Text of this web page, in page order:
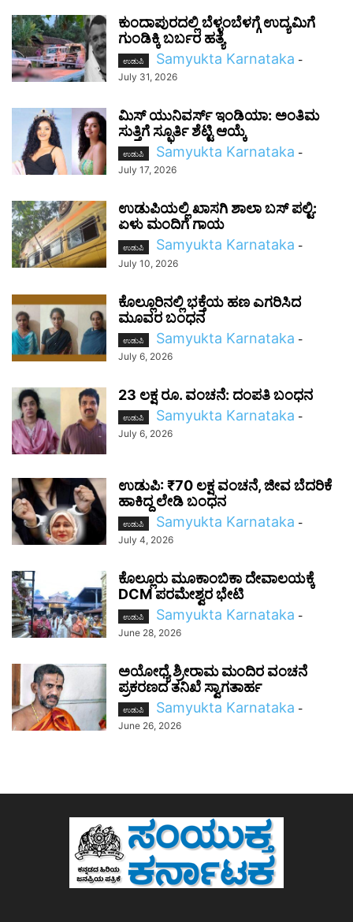
ಕುಂದಾಪುರದಲ್ಲಿ ಬೆಳ್ಳಂಬೆಳಗ್ಗೆ ಉದ್ಯಮಿಗೆ
ಗುಂಡಿಕ್ಕಿ ಬರ್ಬರ ಹತ್ಯೆ
ಉಡುಪಿ Samyukta Karnataka -
July 31, 2026
ಮಿಸ್ ಯುನಿವರ್ಸ್ ಇಂಡಿಯಾ: ಅಂತಿಮ
ಸುತ್ತಿಗೆ ಸ್ಫೂರ್ತಿ ಶೆಟ್ಟಿ ಆಯ್ಕೆ
ಉಡುಪಿ Samyukta Karnataka -
July 17, 2026
ಉಡುಪಿಯಲ್ಲಿ ಖಾಸಗಿ ಶಾಲಾ ಬಸ್ ಪಲ್ಟಿ:
ಏಳು ಮಂದಿಗೆ ಗಾಯ
ಉಡುಪಿ Samyukta Karnataka -
July 10, 2026
ಕೊಲ್ಲೂರಿನಲ್ಲಿ ಭಕ್ತೆಯ ಹಣ ಎಗರಿಸಿದ
ಮೂವರ ಬಂಧನ
ಉಡುಪಿ Samyukta Karnataka -
July 6, 2026
23 ಲಕ್ಷ ರೂ. ವಂಚನೆ: ದಂಪತಿ ಬಂಧನ
ಉಡುಪಿ Samyukta Karnataka -
July 6, 2026
ಉಡುಪಿ: ₹70 ಲಕ್ಷ ವಂಚನೆ, ಜೀವ ಬೆದರಿಕೆ
ಹಾಕಿದ್ದ ಲೇಡಿ ಬಂಧನ
ಉಡುಪಿ Samyukta Karnataka -
July 4, 2026
ಕೊಲ್ಲೂರು ಮೂಕಾಂಬಿಕಾ ದೇವಾಲಯಕ್ಕೆ
DCM ಪರಮೇಶ್ವರ ಭೇಟಿ
ಉಡುಪಿ Samyukta Karnataka -
June 28, 2026
ಅಯೋಧ್ಯೆ ಶ್ರೀರಾಮ ಮಂದಿರ ವಂಚನೆ
ಪ್ರಕರಣದ ತನಿಖೆ ಸ್ವಾಗತಾರ್ಹ
ಉಡುಪಿ Samyukta Karnataka -
June 26, 2026